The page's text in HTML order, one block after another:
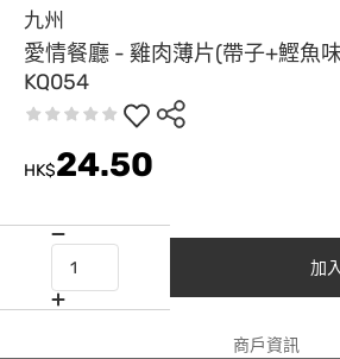
九州
愛情餐廳 - 雞肉薄片(帶子+鰹魚
KQ054
HK$24.50
加
商戶資訊